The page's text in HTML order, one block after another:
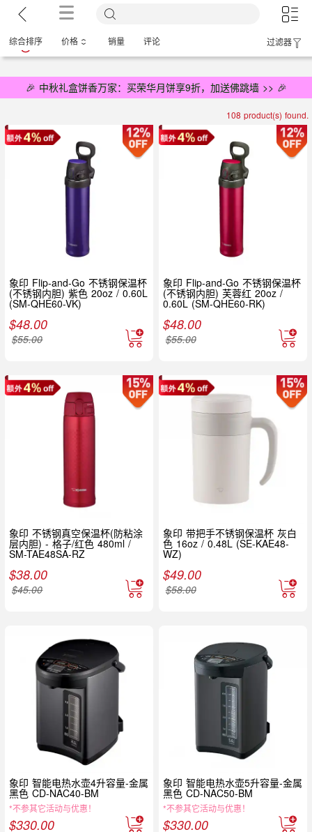
综合排序 价格 销量 评论 过滤器
🎉 中秋礼盒饼香万家：买荣华月饼享9折，加送佛跳墙 >> 🎉
108 product(s) found.
象印 Flip-and-Go 不锈钢保温杯
(不锈钢内胆) 紫色 20oz / 0.60L
(SM-QHE60-VK)
$48.00
$55.00
象印 Flip-and-Go 不锈钢保温杯
(不锈钢内胆) 芙蓉红 20oz /
0.60L (SM-QHE60-RK)
$48.00
$55.00
象印 不锈钢真空保温杯(防粘涂
层内胆) - 格子/红色 480ml /
SM-TAE48SA-RZ
$38.00
$45.00
象印 带把手不锈钢保温杯 灰白
色 16oz / 0.48L (SE-KAE48-
WZ)
$49.00
$58.00
象印 智能电热水壶4升容量-金属
黑色 CD-NAC40-BM
*不参其它活动与优惠！
$330.00
象印 智能电热水壶5升容量-金属
黑色 CD-NAC50-BM
*不参其它活动与优惠！
$330.00